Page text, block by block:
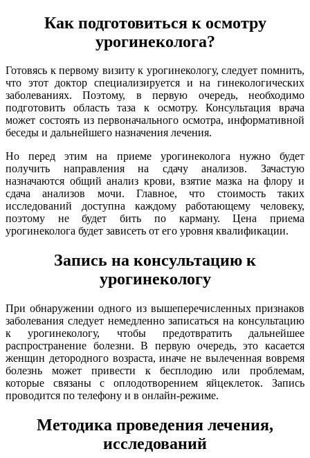
Как подготовиться к осмотру
урогинеколога?
Готовясь к первому визиту к урогинекологу, следует помнить,
что этот доктор специализируется и на гинекологических
заболеваниях. Поэтому, в первую очередь, необходимо
подготовить область таза к осмотру. Консультация врача
может состоять из первоначального осмотра, информативной
беседы и дальнейшего назначения лечения.
Но перед этим на приеме урогинеколога нужно будет
получить направления на сдачу анализов. Зачастую
назначаются общий анализ крови, взятие мазка на флору и
сдача анализов мочи. Главное, что стоимость таких
исследований доступна каждому работающему человеку,
поэтому не будет бить по карману. Цена приема
урогинеколога будет зависеть от его уровня квалификации.
Запись на консультацию к
урогинекологу
При обнаружении одного из вышеперечисленных признаков
заболевания следует немедленно записаться на консультацию
к урогинекологу, чтобы предотвратить дальнейшее
распространение болезни. В первую очередь, это касается
женщин детородного возраста, иначе не вылеченная вовремя
болезнь может привести к бесплодию или проблемам,
которые связаны с оплодотворением яйцеклеток. Запись
проводится по телефону и в онлайн-режиме.
Методика проведения лечения,
исследований